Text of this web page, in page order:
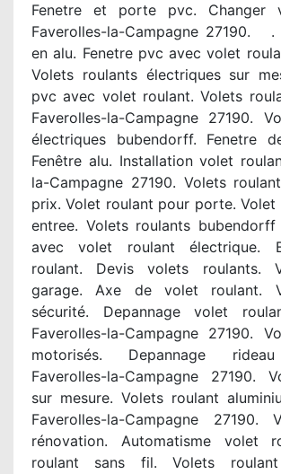
Fenetre et porte pvc. Changer
Faverolles-la-Campagne 27190. .
en alu. Fenetre pvc avec volet
Volets roulants électriques sur
pvc avec volet roulant. Volets
Faverolles-la-Campagne 27190.
électriques bubendorff. Fenetre
Fenêtre alu. Installation volet
la-Campagne 27190. Volets
prix. Volet roulant pour porte.
entree. Volets roulants bubendorff
avec volet roulant électrique.
roulant. Devis volets roulants.
garage. Axe de volet roulant.
sécurité. Depannage volet
Faverolles-la-Campagne 27190.
motorisés. Depannage
Faverolles-la-Campagne 27190.
sur mesure. Volets roulant
Faverolles-la-Campagne 27190.
rénovation. Automatisme volet
roulant sans fil. Volets